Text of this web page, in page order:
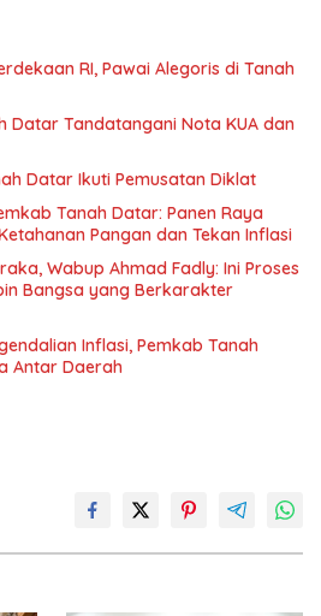
RI, Pawai Alegoris di Tanah
Datar Tandatangani Nota KUA dan
Datar Ikuti Pemusatan Diklat
Tanah Datar: Panen Raya
Pangan dan Tekan Inflasi
Wabup Ahmad Fadly: Ini Proses
Bangsa yang Berkarakter
Inflasi, Pemkab Tanah
Antar Daerah